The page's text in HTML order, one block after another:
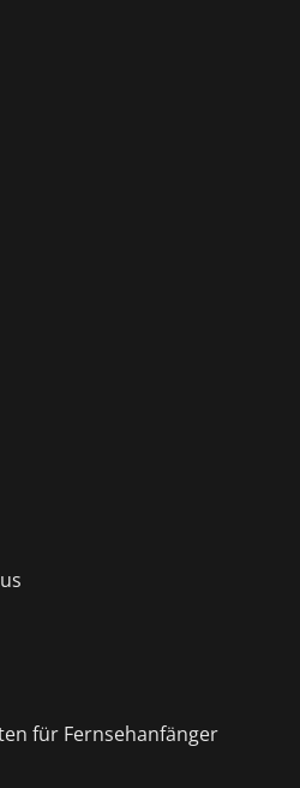
für Fernsehanfänger